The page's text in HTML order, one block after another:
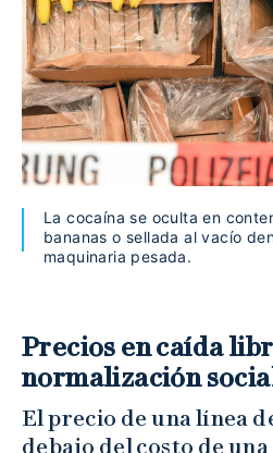
La cocaína se oculta en
bananas o sellada al vacío
maquinaria pesada.
Precios en caída
normalización
El precio de una línea
debajo del costo de